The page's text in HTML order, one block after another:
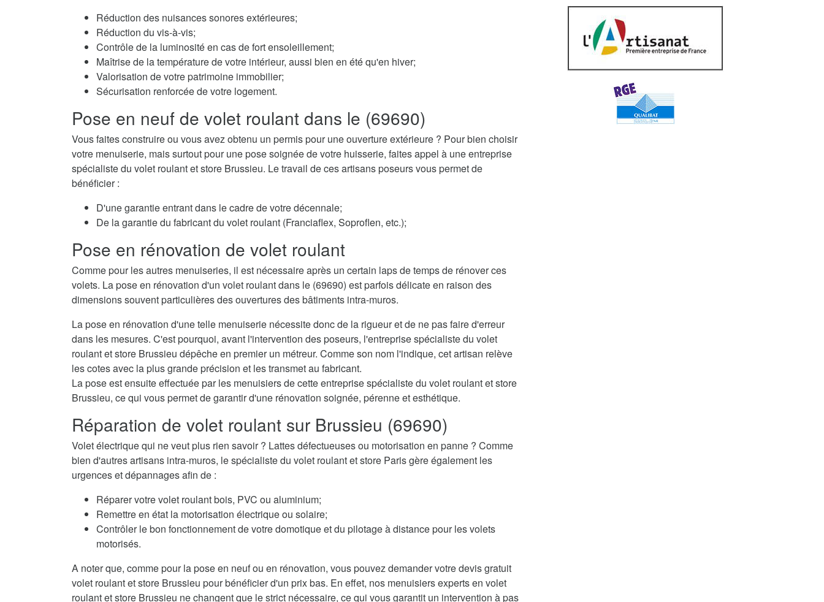
Réduction des nuisances sonores extérieures;
Réduction du vis-à-vis;
Contrôle de la luminosité en cas de fort ensoleillement;
Maîtrise de la température de votre intérieur, aussi bien en été qu'en hiver;
Valorisation de votre patrimoine immobilier;
Sécurisation renforcée de votre logement.
Pose en neuf de volet roulant dans le (69690)
Vous faites construire ou vous avez obtenu un permis pour une ouverture extérieure ? Pour bien choisir
votre menuiserie, mais surtout pour une pose soignée de votre huisserie, faites appel à une entreprise
spécialiste du volet roulant et store Brussieu. Le travail de ces artisans poseurs vous permet de
bénéficier :
D'une garantie entrant dans le cadre de votre décennale;
De la garantie du fabricant du volet roulant (Franciaflex, Soproflen, etc.);
Pose en rénovation de volet roulant
Comme pour les autres menuiseries, il est nécessaire après un certain laps de temps de rénover ces
volets. La pose en rénovation d'un volet roulant dans le (69690) est parfois délicate en raison des
dimensions souvent particulières des ouvertures des bâtiments intra-muros.
La pose en rénovation d'une telle menuiserie nécessite donc de la rigueur et de ne pas faire d'erreur
dans les mesures. C'est pourquoi, avant l'intervention des poseurs, l'entreprise spécialiste du volet
roulant et store Brussieu dépêche en premier un métreur. Comme son nom l'indique, cet artisan relève
les cotes avec la plus grande précision et les transmet au fabricant.
La pose est ensuite effectuée par les menuisiers de cette entreprise spécialiste du volet roulant et store
Brussieu, ce qui vous permet de garantir d'une rénovation soignée, pérenne et esthétique.
Réparation de volet roulant sur Brussieu (69690)
Volet électrique qui ne veut plus rien savoir ? Lattes défectueuses ou motorisation en panne ? Comme
bien d'autres artisans intra-muros, le spécialiste du volet roulant et store Paris gère également les
urgences et dépannages afin de :
Réparer votre volet roulant bois, PVC ou aluminium;
Remettre en état la motorisation électrique ou solaire;
Contrôler le bon fonctionnement de votre domotique et du pilotage à distance pour les volets
motorisés.
A noter que, comme pour la pose en neuf ou en rénovation, vous pouvez demander votre devis gratuit
volet roulant et store Brussieu pour bénéficier d'un prix bas. En effet, nos menuisiers experts en volet
roulant et store Brussieu ne changent que le strict nécessaire, ce qui vous garantit un intervention à pas